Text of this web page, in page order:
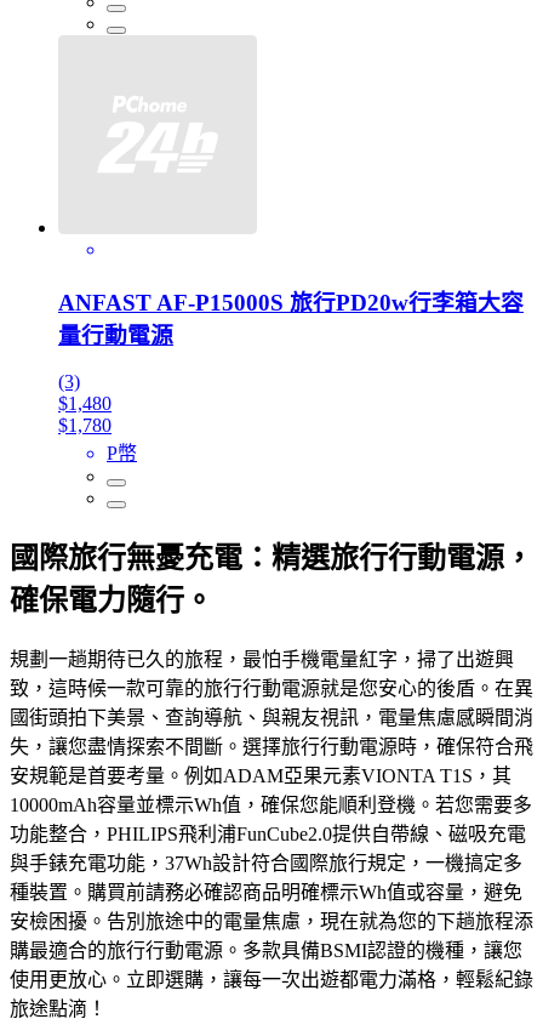
ANFAST AF-P15000S 旅行PD20w行李箱大容
量行動電源
(3)
$1,480
$1,780
P幣
國際旅行無憂充電：精選旅行行動電源，
確保電力隨行。
規劃一趟期待已久的旅程，最怕手機電量紅字，掃了出遊興
致，這時候一款可靠的旅行行動電源就是您安心的後盾。在異
國街頭拍下美景、查詢導航、與親友視訊，電量焦慮感瞬間消
失，讓您盡情探索不間斷。選擇旅行行動電源時，確保符合飛
安規範是首要考量。例如ADAM亞果元素VIONTA T1S，其
10000mAh容量並標示Wh值，確保您能順利登機。若您需要多
功能整合，PHILIPS飛利浦FunCube2.0提供自帶線、磁吸充電
與手錶充電功能，37Wh設計符合國際旅行規定，一機搞定多
種裝置。購買前請務必確認商品明確標示Wh值或容量，避免
安檢困擾。告別旅途中的電量焦慮，現在就為您的下趟旅程添
購最適合的旅行行動電源。多款具備BSMI認證的機種，讓您
使用更放心。立即選購，讓每一次出遊都電力滿格，輕鬆紀錄
旅途點滴！